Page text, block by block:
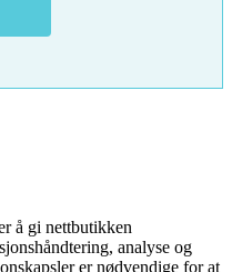
å gi nettbutikken
analyse og
er nødvendige for at